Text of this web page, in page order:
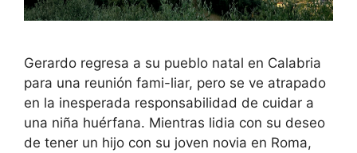
Gerardo regresa a su pueblo natal en Calabria
para una reunión fami-liar, pero se ve atrapado
en la inesperada responsabilidad de cuidar a
una niña huérfana. Mientras lidia con su deseo
de tener un hijo con su joven novia en Roma,